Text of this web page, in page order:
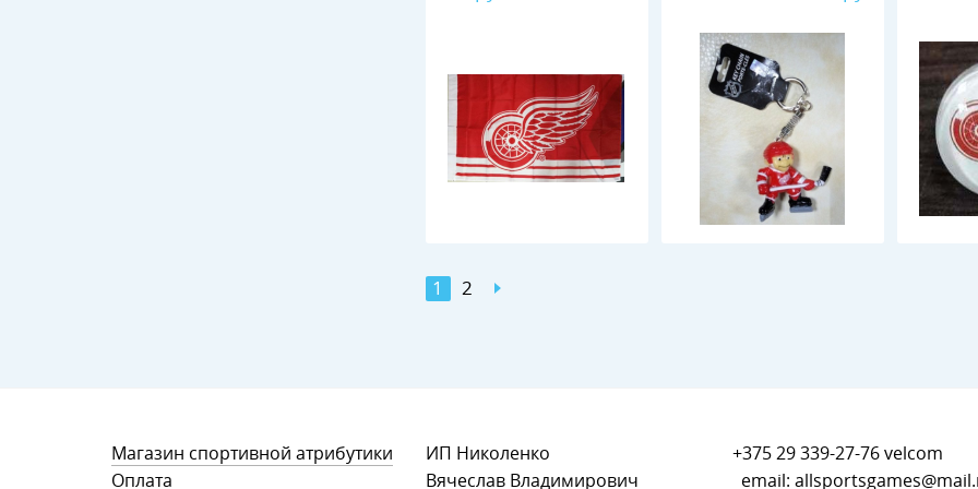
1 2
Магазин спортивной атрибутики
Оплата
ИП Николенко
Вячеслав Владимирович
+375 29 339-27-76velcom
email: